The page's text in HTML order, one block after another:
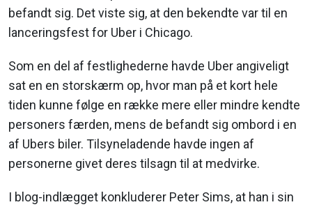
befandt sig. Det viste sig, at den bekendte var til en
lanceringsfest for Uber i Chicago.
Som en del af festlighederne havde Uber angiveligt
sat en en storskærm op, hvor man på et kort hele
tiden kunne følge en række mere eller mindre kendte
personers færden, mens de befandt sig ombord i en
af Ubers biler. Tilsyneladende havde ingen af
personerne givet deres tilsagn til at medvirke.
I blog-indlægget konkluderer Peter Sims, at han i sin